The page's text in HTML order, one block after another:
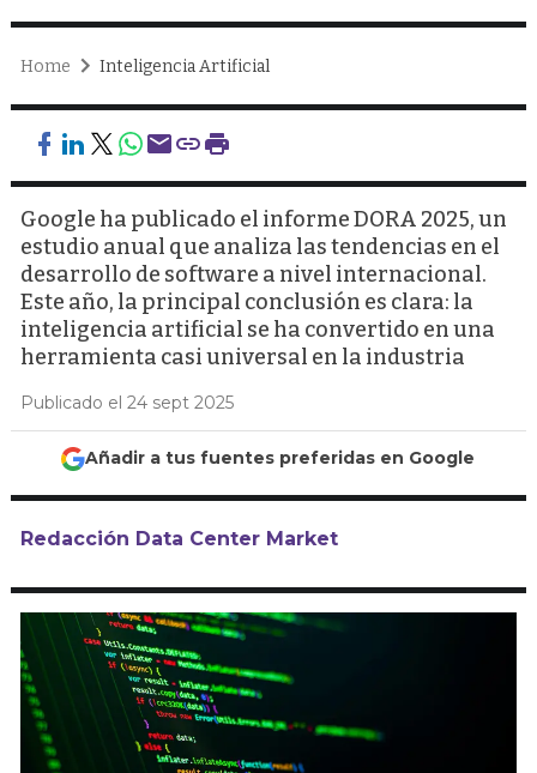
Home Inteligencia Artificial
Google ha publicado el informe DORA 2025, un
estudio anual que analiza las tendencias en el
desarrollo de software a nivel internacional.
Este año, la principal conclusión es clara: la
inteligencia artificial se ha convertido en una
herramienta casi universal en la industria
Publicado el 24 sept 2025
Añadir a tus fuentes preferidas en Google
Redacción Data Center Market